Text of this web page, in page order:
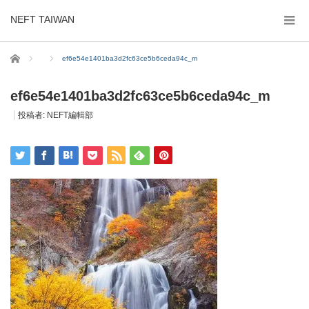
NEFT TAIWAN
ホーム ef6e54e1401ba3d2fc63ce5b6ceda94c_m
ef6e54e1401ba3d2fc63ce5b6ceda94c_m
投稿者: NEFT編輯部